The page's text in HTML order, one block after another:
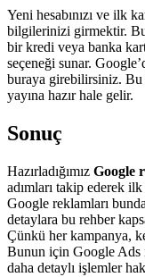
Yeni hesabınızı ve ilk
bilgilerinizi girmektir. Bu
bir kredi veya banka
seçeneği sunar.
buraya girebilirsiniz. Bu
yayına hazır hale gelir.
Sonuç
Hazırladığımız Google
adımları takip ederek
Google reklamları
detaylara bu rehber
Çünkü her kampanya,
Bunun için Google Ads
daha detaylı işlemler